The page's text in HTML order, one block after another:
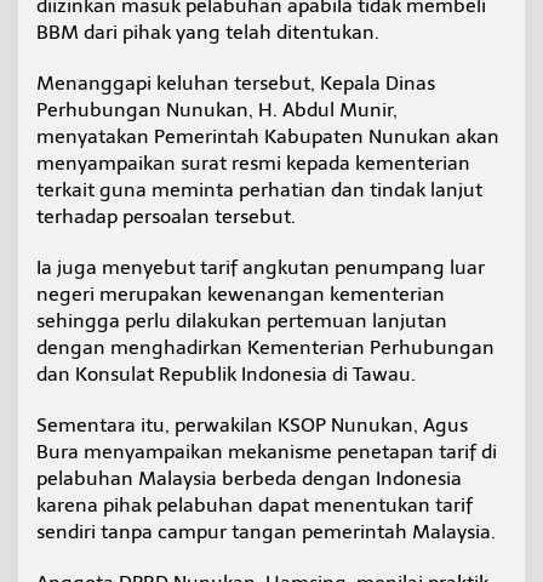
diizinkan masuk pelabuhan apabila tidak membeli
BBM dari pihak yang telah ditentukan.
Menanggapi keluhan tersebut, Kepala Dinas
Perhubungan Nunukan, H. Abdul Munir,
menyatakan Pemerintah Kabupaten Nunukan akan
menyampaikan surat resmi kepada kementerian
terkait guna meminta perhatian dan tindak lanjut
terhadap persoalan tersebut.
Ia juga menyebut tarif angkutan penumpang luar
negeri merupakan kewenangan kementerian
sehingga perlu dilakukan pertemuan lanjutan
dengan menghadirkan Kementerian Perhubungan
dan Konsulat Republik Indonesia di Tawau.
Sementara itu, perwakilan KSOP Nunukan, Agus
Bura menyampaikan mekanisme penetapan tarif di
pelabuhan Malaysia berbeda dengan Indonesia
karena pihak pelabuhan dapat menentukan tarif
sendiri tanpa campur tangan pemerintah Malaysia.